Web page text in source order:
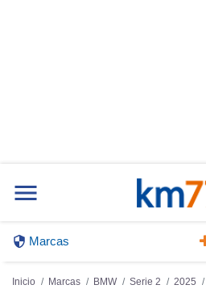
Marcas
Inicio Marcas BMW Serie 2 2025